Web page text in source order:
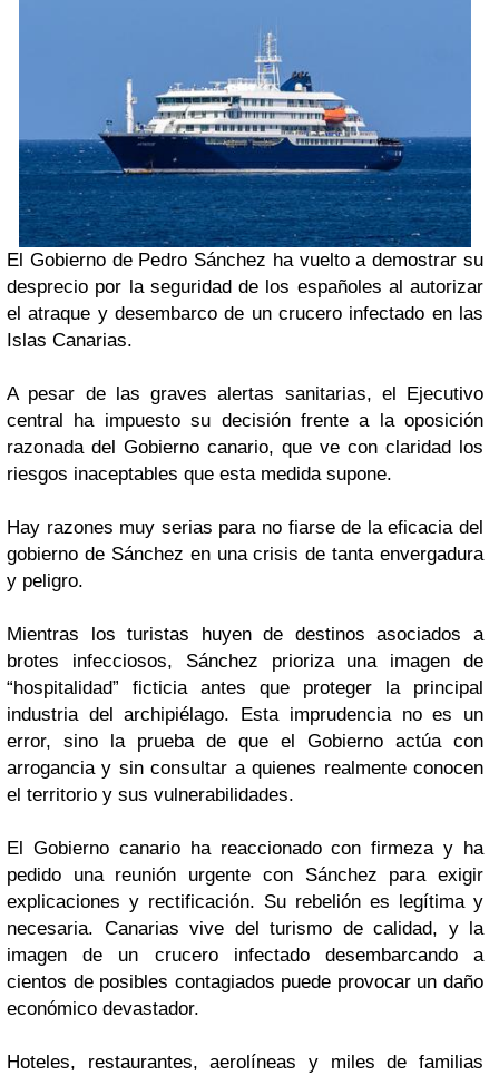
El Gobierno de Pedro Sánchez ha vuelto a demostrar su
desprecio por la seguridad de los españoles al autorizar
el atraque y desembarco de un crucero infectado en las
Islas Canarias.
A pesar de las graves alertas sanitarias, el Ejecutivo
central ha impuesto su decisión frente a la oposición
razonada del Gobierno canario, que ve con claridad los
riesgos inaceptables que esta medida supone.
Hay razones muy serias para no fiarse de la eficacia del
gobierno de Sánchez en una crisis de tanta envergadura
y peligro.
Mientras los turistas huyen de destinos asociados a
brotes infecciosos, Sánchez prioriza una imagen de
“hospitalidad” ficticia antes que proteger la principal
industria del archipiélago. Esta imprudencia no es un
error, sino la prueba de que el Gobierno actúa con
arrogancia y sin consultar a quienes realmente conocen
el territorio y sus vulnerabilidades.
El Gobierno canario ha reaccionado con firmeza y ha
pedido una reunión urgente con Sánchez para exigir
explicaciones y rectificación. Su rebelión es legítima y
necesaria. Canarias vive del turismo de calidad, y la
imagen de un crucero infectado desembarcando a
cientos de posibles contagiados puede provocar un daño
económico devastador.
Hoteles, restaurantes, aerolíneas y miles de familias